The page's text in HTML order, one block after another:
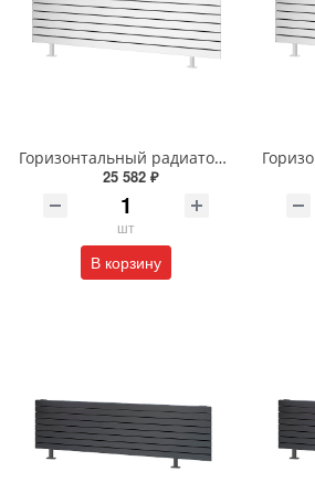
Горизонтальный радиатор с боковым подключением напольный Arbiola Gorizont Liner HZ 91505 50 х 48 см белый
25 582 ₽
шт
В корзину